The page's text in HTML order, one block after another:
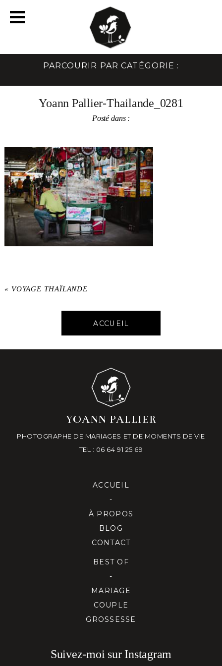
PARCOURIR PAR CATÉGORIE :
Yoann Pallier-Thailande_0281
Posté dans :
« VOYAGE THAÏLANDE
ACCUEIL
YOANN PALLIER
PHOTOGRAPHE DE MARIAGES ET DE MOMENTS DE VIE
TEL : 06 64 91 25 69
ACCUEIL
-
À PROPOS
BLOG
CONTACT
BEST OF
-
MARIAGE
COUPLE
GROSSESSE
Suivez-moi sur Instagram